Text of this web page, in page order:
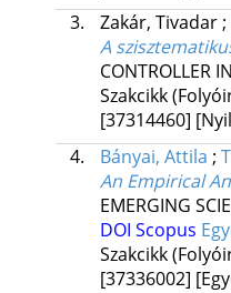
3.
Zakár, Tivadar;
A
CONTROLLER
Szakcikk
[37314460]
4.
Bányai, Attila ;
An Empirical
EMERGING
DOI Scopus
Szakcikk
[37336002]